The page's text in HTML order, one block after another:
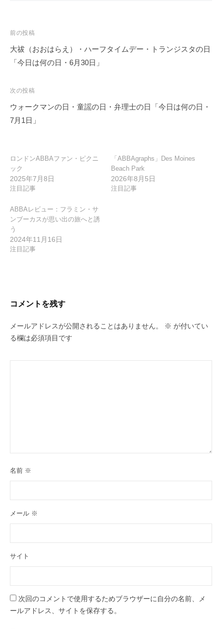
投
稿
ナ
ゲ
ー
シ
前の投稿
大祓（おおはらえ）・ハーフタイムデー・トランジスタの日
「今日は何の日・6月30日」
次の投稿
ウォークマンの日・童謡の日・弁理士の日「今日は何の日・
7月1日」
ロンドンABBAファン・ピクニ
ック
2025年7月8日
注目記事
「ABBAgraphs」Des Moines
Beach Park
2026年8月5日
注目記事
ABBAレビュー：フラミン・サ
ンブーカスが思い出の旅へと誘
う
2024年11月16日
注目記事
コメントを残す
メールアドレスが公開されることはありません。 ※ が付いてい
る欄は必須項目です
名前 ※
メール ※
サイト
次回のコメントで使用するためブラウザーに自分の名前、メ
ールアドレス、サイトを保存する。